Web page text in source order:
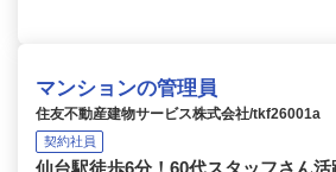
マンションの管理員
住友不動産建物サービス株式会社/tkf26001a
契約社員